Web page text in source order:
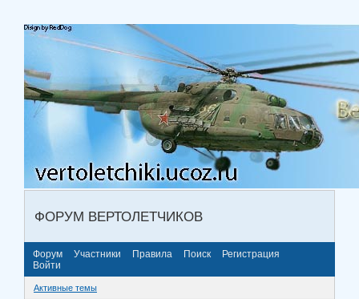
ФОРУМ ВЕРТОЛЕТЧИКОВ
Форум Участники Правила Поиск
Регистрация
Войти
Активные темы